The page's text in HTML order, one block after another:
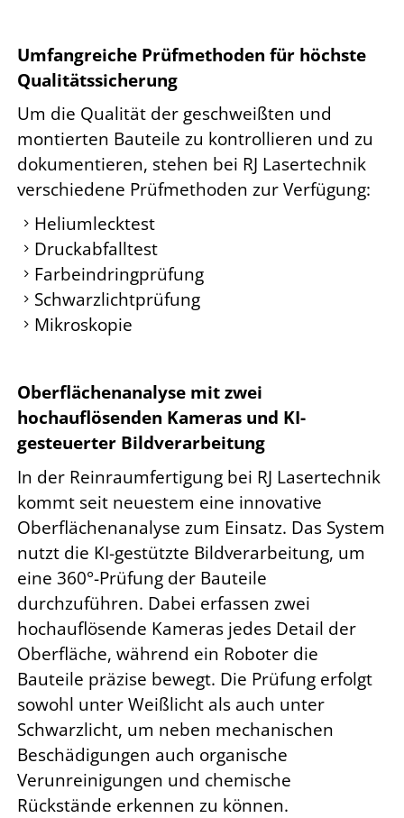
Umfangreiche Prüfmethoden für höchste
Qualitätssicherung
Um die Qualität der geschweißten und
montierten Bauteile zu kontrollieren und zu
dokumentieren, stehen bei RJ Lasertechnik
verschiedene Prüfmethoden zur Verfügung:
Heliumlecktest
Druckabfalltest
Farbeindringprüfung
Schwarzlichtprüfung
Mikroskopie
Oberflächenanalyse mit zwei
hochauflösenden Kameras und KI-
gesteuerter Bildverarbeitung
In der Reinraumfertigung bei RJ Lasertechnik
kommt seit neuestem eine innovative
Oberflächenanalyse zum Einsatz. Das System
nutzt die KI-gestützte Bildverarbeitung, um
eine 360°-Prüfung der Bauteile
durchzuführen. Dabei erfassen zwei
hochauflösende Kameras jedes Detail der
Oberfläche, während ein Roboter die
Bauteile präzise bewegt. Die Prüfung erfolgt
sowohl unter Weißlicht als auch unter
Schwarzlicht, um neben mechanischen
Beschädigungen auch organische
Verunreinigungen und chemische
Rückstände erkennen zu können.